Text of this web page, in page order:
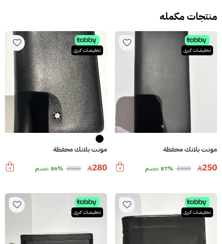
منتجات مكمله
تخفيضات كبرى
مونت بلانك محفظة
250
2000 87% خصم
تخفيضات كبرى
مونت بلانك محفظة
280
2000 86% خصم
تخفيضات كبرى تخفيضات كبرى